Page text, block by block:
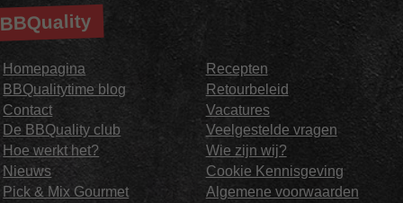
BBQuality
Homepagina
BBQualitytime blog
Contact
De BBQuality club
Hoe werkt het?
Nieuws
Pick & Mix Gourmet
Recepten
Retourbeleid
Vacatures
Veelgestelde vragen
Wie zijn wij?
Cookie Kennisgeving
Algemene voorwaarden